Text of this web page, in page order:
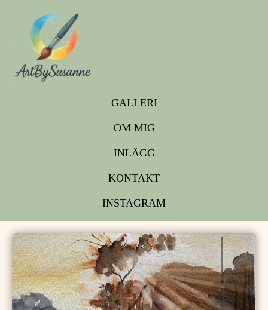
GALLERI
OM MIG
INLÄGG
KONTAKT
INSTAGRAM